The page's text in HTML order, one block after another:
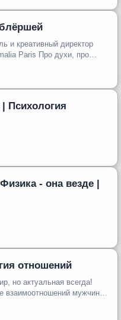
духи, про
Психология
- она везде |
отношений
но актуальная всегда!
взаимоотношений мужчины